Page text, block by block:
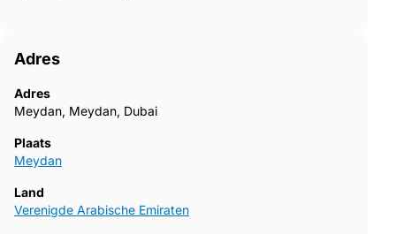
Adres
Adres
Meydan, Meydan, Dubai
Plaats
Meydan
Land
Verenigde Arabische Emiraten